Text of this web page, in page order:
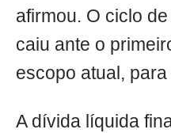
afirmou. O ciclo
caiu ante o
escopo atual,
A dívida líquida